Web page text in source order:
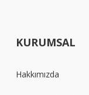
KURUMSAL
Hakkımızda